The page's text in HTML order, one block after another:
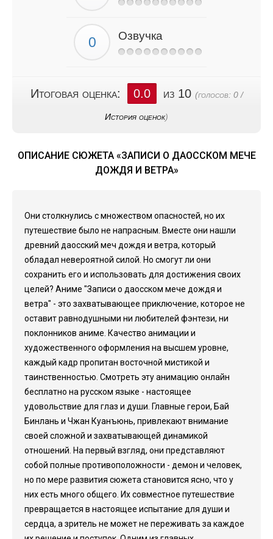
Озвучка
Итоговая оценка: 0.0 из 10 (голосов: 0/
История оценок)
ОПИСАНИЕ СЮЖЕТА «ЗАПИСИ О ДАОССКОМ МЕЧЕ
ДОЖДЯ И ВЕТРА»
Они столкнулись с множеством опасностей, но их
путешествие было не напрасным. Вместе они нашли
древний даосский меч дождя и ветра, который
обладал невероятной силой. Но смогут ли они
сохранить его и использовать для достижения своих
целей? Аниме "Записи о даосском мече дождя и
ветра" - это захватывающее приключение, которое не
оставит равнодушными ни любителей фэнтези, ни
поклонников аниме. Качество анимации и
художественного оформления на высшем уровне,
каждый кадр пропитан восточной мистикой и
таинственностью. Смотреть эту анимацию онлайн
бесплатно на русском языке - настоящее
удовольствие для глаз и души. Главные герои, Бай
Бинлань и Чжан Куанъюнь, привлекают внимание
своей сложной и захватывающей динамикой
отношений. На первый взгляд, они представляют
собой полные противоположности - демон и человек,
но по мере развития сюжета становится ясно, что у
них есть много общего. Их совместное путешествие
превращается в настоящее испытание для души и
сердца, а зритель не может не переживать за каждое